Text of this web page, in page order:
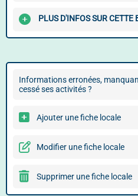
PLUS D'INFOS SUR CETTE
Informations erronées,
cessé ses activités ?
Ajouter une fiche locale
Modifier une fiche locale
Supprimer une fiche locale